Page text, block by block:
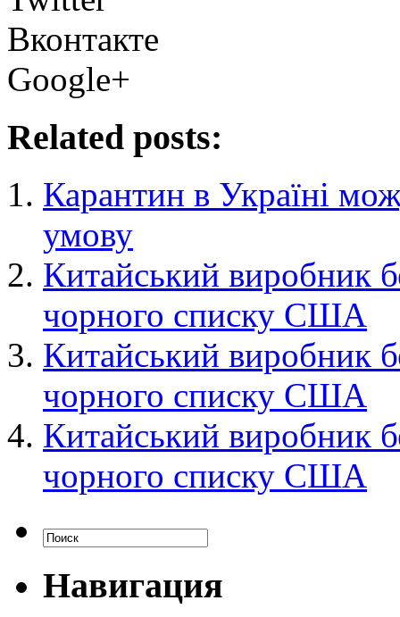
Вконтакте
Google+
Related posts:
Карантин в Україні
умову
Китайський виробник
чорного списку США
Китайський виробник
чорного списку США
Китайський виробник
чорного списку США
Навигация